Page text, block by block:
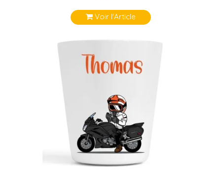
Voir l'Article